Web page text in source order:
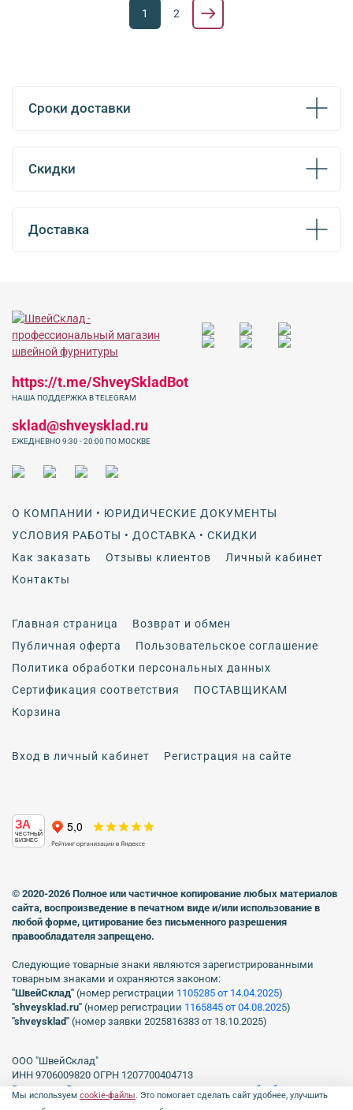
1 2
Сроки доставки
Скидки
Доставка
О КОМПАНИИ • ЮРИДИЧЕСКИЕ ДОКУМЕНТЫ
УСЛОВИЯ РАБОТЫ • ДОСТАВКА • СКИДКИ
Как заказать
Отзывы клиентов
Личный кабинет
Контакты
Главная страница
Возврат и обмен
Публичная оферта
Пользовательское соглашение
Политика обработки персональных данных
Сертификация соответствия
ПОСТАВЩИКАМ
Корзина
Вход в личный кабинет Регистрация на сайте
https://t.me/ShveySkladBot
НАША ПОДДЕРЖКА В TELEGRAM
sklad@shveysklad.ru
ЕЖЕДНЕВНО 9:30 - 20:00 ПО МОСКВЕ
ЗА
ЧЕСТНЫЙ
БИЗНЕС
© 2020-2026 Полное или частичное копирование любых материалов
сайта, воспроизведение в печатном виде и/или использование в
любой форме, цитирование без письменного разрешения
правообладателя запрещено.
Следующие товарные знаки являются зарегистрированными
товарным знаками и охраняются законом:
"ШвейСклад" (номер регистрации 1105285 от 14.04.2025)
"shveуsklad.ru" (номер регистрации 1165845 от 04.08.2025)
"shveysklad" (номер заявки 2025816383 от 18.10.2025)
ООО "ШвейСклад"
ИНН 9706009820 ОГРН 1207700404713
Включен в Реестр операторов, осуществляющих обработку
персональных данных Роскомнадзора рег. № 77-23-150255, Приказ
Мы используем cookie-файлы. Это помогает сделать сайт удобнее, улучшить